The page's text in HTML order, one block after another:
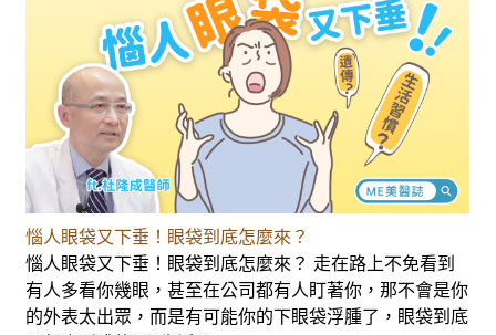
惱人眼袋又下垂！眼袋到底怎麼來？
惱人眼袋又下垂！眼袋到底怎麼來？ 走在路上不免看到
有人多看你幾眼，甚至在公司都有人盯著你，那不會是你
的外表太出眾，而是有可能你的下眼袋浮腫了，眼袋到底